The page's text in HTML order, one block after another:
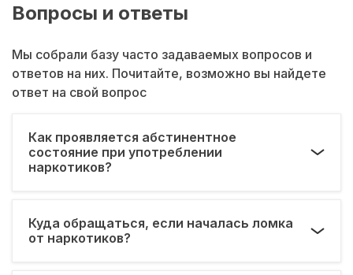
Вопросы и ответы
Мы собрали базу часто задаваемых вопросов и
ответов на них. Почитайте, возможно вы найдете
ответ на свой вопрос
Как проявляется абстинентное
состояние при употреблении
наркотиков?
Куда обращаться, если началась ломка
от наркотиков?